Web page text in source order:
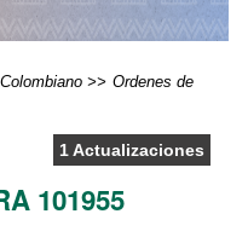
Ordenes de
1 Actualizaciones
101955